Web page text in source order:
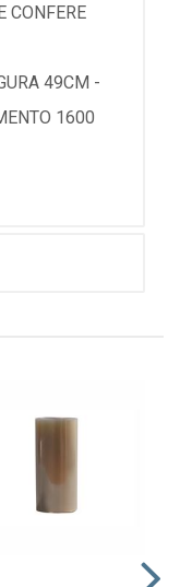
CONFERE
49CM -
1600